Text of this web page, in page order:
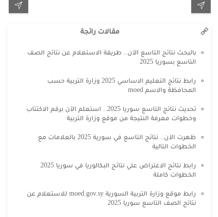
مقالات رائجة
بالبحث نتائج التاسع الآن.. طريقة الاستعلام عن نتائج الصف
التاسع بسوريا 2025
رابط نتائج التعليم الاساسي 2025 وزارة التربية حسب
المحافظة والاسم moed
تحديث نتائج التاسع سوريا 2025.. استعلم الآن برقم الاكتتاب
وخطوات معرفة النتيجة من موقع وزارة التربية
ظهرت الآن.. نتائج التاسع في سورية 2025 بالعلامات مع
الخطوات التالية
رابط نتائج الاعتراض علي نتائج البكالوريا في سوريا 2025
الخطوات كاملة
رابط موقع وزارة التربية السورية moed.gov.sy للاستعلام عن
نتائج الصف التاسع سوريا 2025